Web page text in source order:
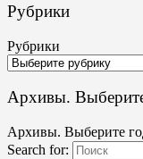
Рубрики
Рубрики
Архивы.
Архивы. Выберите
Search for: